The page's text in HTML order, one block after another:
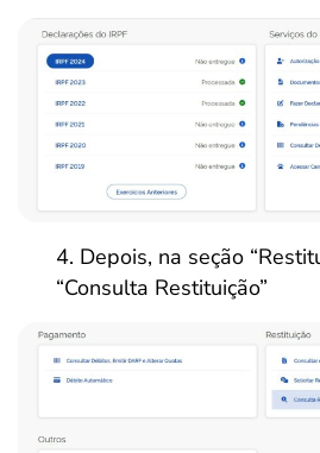
Depois, na seção
“Consulta Restituição”